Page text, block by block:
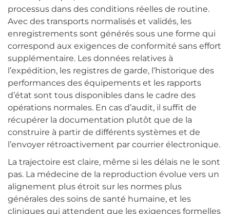
processus dans des conditions réelles de routine.
Avec des transports normalisés et validés, les
enregistrements sont générés sous une forme qui
correspond aux exigences de conformité sans effort
supplémentaire. Les données relatives à
l’expédition, les registres de garde, l’historique des
performances des équipements et les rapports
d’état sont tous disponibles dans le cadre des
opérations normales. En cas d’audit, il suffit de
récupérer la documentation plutôt que de la
construire à partir de différents systèmes et de
l’envoyer rétroactivement par courrier électronique.
La trajectoire est claire, même si les délais ne le sont
pas. La médecine de la reproduction évolue vers un
alignement plus étroit sur les normes plus
générales des soins de santé humaine, et les
cliniques qui attendent que les exigences formelles